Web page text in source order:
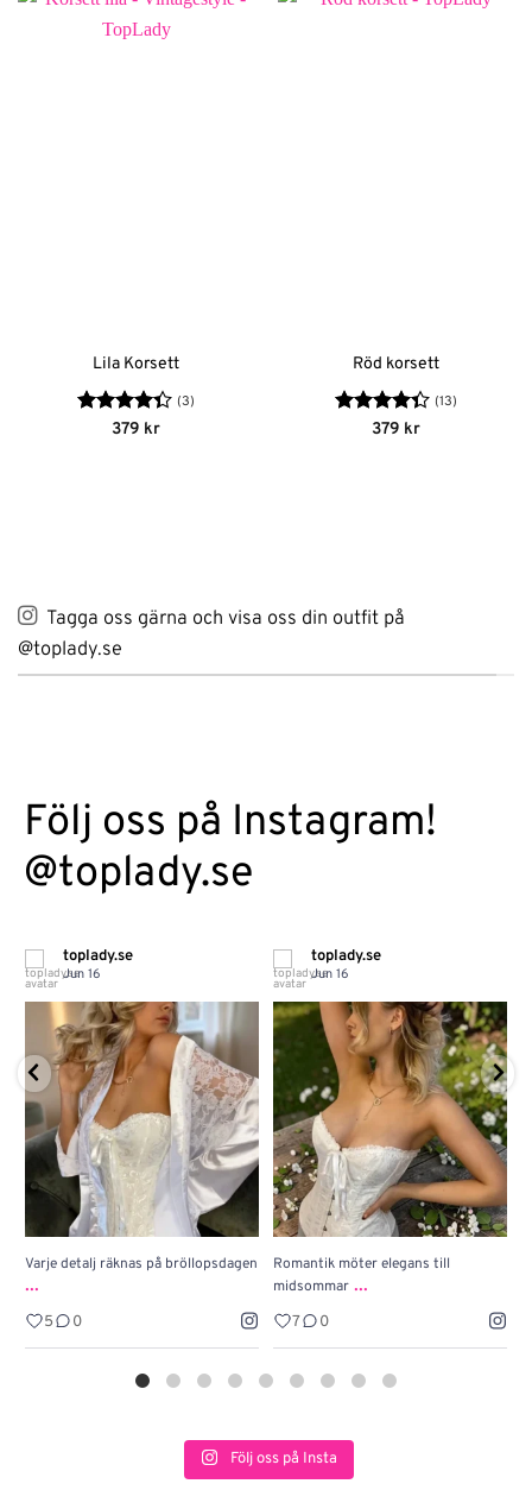
Lila Korsett
Betygsatt
(3)
379 kr
Röd korsett
Betygsatt
(13)
379 kr
Tagga oss gärna och visa oss din outfit på
@toplady.se
Följ oss på Instagram!
@toplady.se
toplady.se
Jun 16
Varje detalj räknas på bröllopsdagen
...
5 0
toplady.se
Jun 16
Romantik möter elegans till
midsommar ...
7 0
Följ oss på Insta